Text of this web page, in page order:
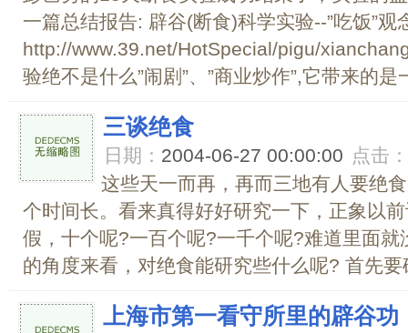
一篇总结报告: 辟谷(断食)科学实验--”吃饭”观
http://www.39.net/HotSpecial/pigu/
验绝不是什么”闹剧”、”商业炒作”,它带来的是
三谈绝食
日期： 2004-06-27 00:00:00 点击：
这些天一而再，再而三地有人要绝
个时间长。看来真得好好研究一下，正象以
假，十个呢?一百个呢?一千个呢?难道里面
的角度来看，对绝食能研究些什么呢? 首先
上海市第一看守所里的辟谷功